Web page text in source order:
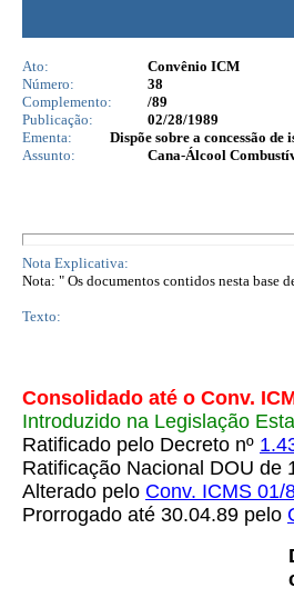
Ato:
Convênio ICM
Número:
38
Complemento:
/89
Publicação:
02/28/1989
Ementa:
Dispõe sobre a concessão
Assunto:
Cana-Álcool
Nota Explicativa:
Nota: " Os documentos contidos nesta base
Texto:
Consolidado até o Conv.
Introduzido na Legislação
Ratificado pelo Decreto nº
Ratificação Nacional DOU de
Alterado pelo Conv. ICMS 01/
Prorrogado até 30.04.89 pelo